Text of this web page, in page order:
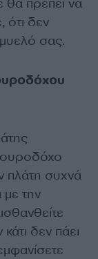
θα πρέπει να
ότι δεν
σας.
ουροδόχο
πλάτη συχνά
με την
δεν πάει